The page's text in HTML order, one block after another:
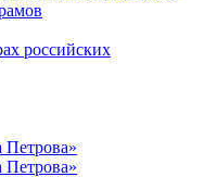
российских
Петрова»
Петрова»